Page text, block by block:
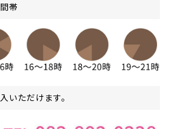
帯
いただけます。